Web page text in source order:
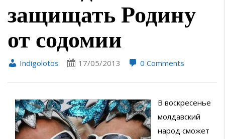
защищать Родину
от содомии
Indigolotos 17/05/2013 0 Comments
В воскресенье
молдавский
народ сможет